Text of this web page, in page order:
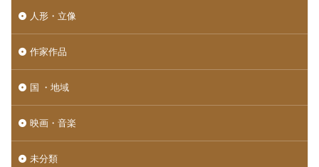
人形・立像
作家作品
国 ・地域
映画・音楽
未分類